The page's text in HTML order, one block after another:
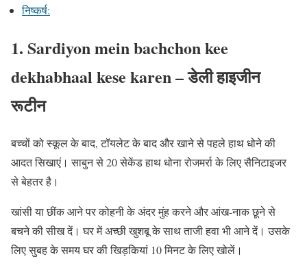
निष्कर्ष:
1. Sardiyon mein bachchon kee
dekhabhaal kese karen –डेली हाइजीन
रूटीन
बच्चों को स्कूल के बाद, टॉयलेट के बाद और खाने से पहले हाथ धोने की
आदत सिखाएं। साबुन से 20 सेकेंड हाथ धोना रोजमर्रा के लिए सैनिटाइजर
से बेहतर है।
खांसी या छींक आने पर कोहनी के अंदर मुंह करने और आंख-नाक छूने से
बचने की सीख दें। घर में अच्छी खुशबू के साथ ताजी हवा भी आने दें। उसके
लिए सुबह के समय घर की खिड़कियां 10 मिनट के लिए खोलें।